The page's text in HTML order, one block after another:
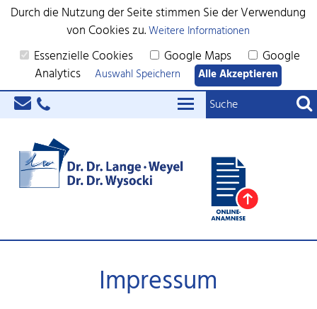
Durch die Nutzung der Seite stimmen Sie der Verwendung
von Cookies zu.Weitere Informationen
Essenzielle Cookies Google Maps Google
Analytics Auswahl Speichern Alle Akzeptieren
Impressum